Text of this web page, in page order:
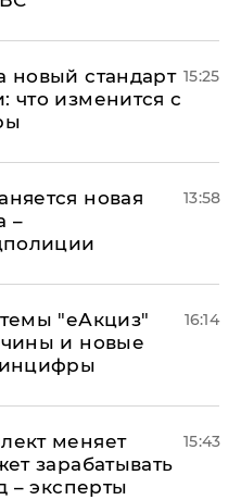
новый стандарт
что изменится с
15:25
новая
–
13:58
"еАкциз"
и новые
16:14
меняет
зарабатывать
– эксперты
15:43